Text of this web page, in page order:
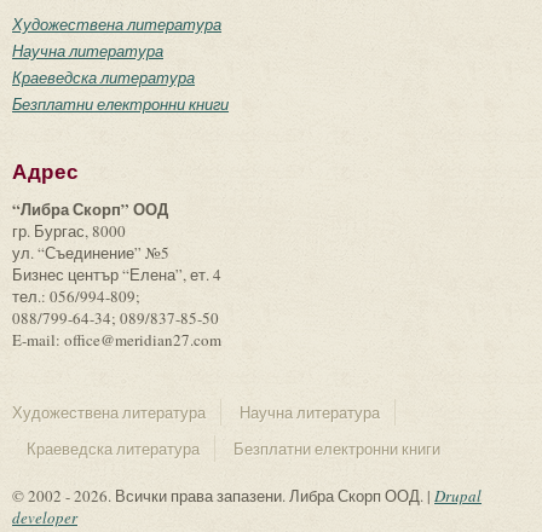
Художествена литература
Научна литература
Краеведска литература
Безплатни електронни книги
Адрес
“Либра Скорп” ООД
гр. Бургас, 8000
ул. “Съединение” №5
Бизнес център “Елена”, ет. 4
тел.: 056/994-809;
088/799-64-34; 089/837-85-50
E-mail: office@meridian27.com
Художествена литература
Научна литература
Краеведска литература
Безплатни електронни книги
© 2002 - 2026. Всички права запазени. Либра Скорп ООД. | Drupal
developer